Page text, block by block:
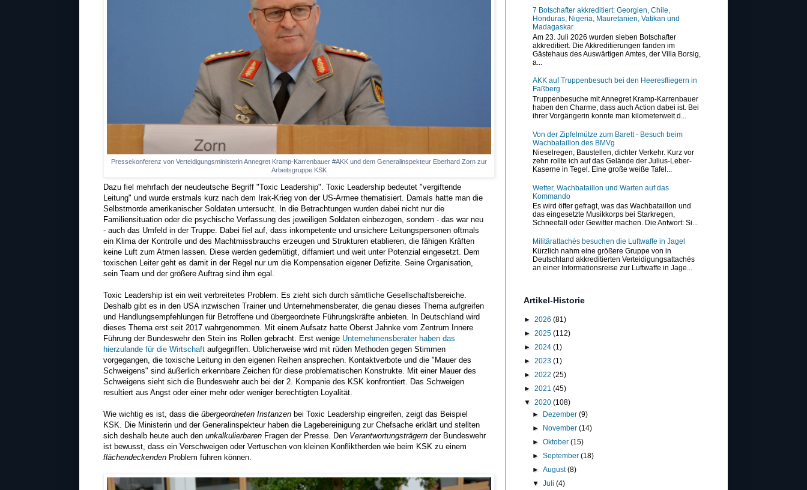
Pressekonferenz von Verteidigungsministerin Annegret Kramp-Karrenbauer #AKK und dem Generalinspekteur Eberhard Zorn zur
Arbeitsgruppe KSK
Dazu fiel mehrfach der neudeutsche Begriff "Toxic Leadership". Toxic Leadership bedeutet "vergiftende
Leitung" und wurde erstmals kurz nach dem Irak-Krieg von der US-Armee thematisiert. Damals hatte man die
Selbstmorde amerikanischer Soldaten untersucht. In die Betrachtungen wurden dabei nicht nur die
Familiensituation oder die psychische Verfassung des jeweiligen Soldaten einbezogen, sondern - das war neu
- auch das Umfeld in der Truppe. Dabei fiel auf, dass inkompetente und unsichere Leitungspersonen oftmals
ein Klima der Kontrolle und des Machtmissbrauchs erzeugen und Strukturen etablieren, die fähigen Kräften
keine Luft zum Atmen lassen. Diese werden gedemütigt, diffamiert und weit unter Potenzial eingesetzt. Dem
toxischen Leiter geht es damit in der Regel nur um die Kompensation eigener Defizite. Seine Organisation,
sein Team und der größere Auftrag sind ihm egal.
Toxic Leadership ist ein weit verbreitetes Problem. Es zieht sich durch sämtliche Gesellschaftsbereiche.
Deshalb gibt es in den USA inzwischen Trainer und Unternehmensberater, die genau dieses Thema aufgreifen
und Handlungsempfehlungen für Betroffene und übergeordnete Führungskräfte anbieten. In Deutschland wird
dieses Thema erst seit 2017 wahrgenommen. Mit einem Aufsatz hatte Oberst Jahnke vom Zentrum Innere
Führung der Bundeswehr den Stein ins Rollen gebracht. Erst wenige Unternehmensberater haben das
hierzulande für die Wirtschaft aufgegriffen. Üblicherweise wird mit rüden Methoden gegen Stimmen
vorgegangen, die toxische Leitung in den eigenen Reihen ansprechen. Kontaktverbote und die "Mauer des
Schweigens" sind äußerlich erkennbare Zeichen für diese problematischen Konstrukte. Mit einer Mauer des
Schweigens sieht sich die Bundeswehr auch bei der 2. Kompanie des KSK konfrontiert. Das Schweigen
resultiert aus Angst oder einer mehr oder weniger berechtigten Loyalität.
Wie wichtig es ist, dass die übergeordneten Instanzen bei Toxic Leadership eingreifen, zeigt das Beispiel
KSK. Die Ministerin und der Generalinspekteur haben die Lagebereinigung zur Chefsache erklärt und stellten
sich deshalb heute auch den unkalkulierbaren Fragen der Presse. Den Verantwortungsträgern der Bundeswehr
ist bewusst, dass ein Verschweigen oder Vertuschen von kleinen Konfliktherden wie beim KSK zu einem
flächendeckenden Problem führen können.
7 Botschafter akkreditiert: Georgien, Chile,
Honduras, Nigeria, Mauretanien, Vatikan und
Madagaskar
Am 23. Juli 2026 wurden sieben Botschafter
akkreditiert. Die Akkreditierungen fanden im
Gästehaus des Auswärtigen Amtes, der Villa Borsig,
a...
AKK auf Truppenbesuch bei den Heeresfliegern in
Faßberg
Truppenbesuche mit Annegret Kramp-Karrenbauer
haben den Charme, dass auch Action dabei ist. Bei
ihrer Vorgängerin konnte man kilometerweit d...
Von der Zipfelmütze zum Barett - Besuch beim
Wachbataillon des BMVg
Nieselregen, Baustellen, dichter Verkehr. Kurz vor
zehn rollte ich auf das Gelände der Julius-Leber-
Kaserne in Tegel. Eine große weiße Tafel...
Wetter, Wachbataillon und Warten auf das
Kommando
Es wird öfter gefragt, was das Wachbataillon und
das eingesetzte Musikkorps bei Starkregen,
Schneefall oder Gewitter machen. Die Antwort: Si...
Militärattachés besuchen die Luftwaffe in Jagel
Kürzlich nahm eine größere Gruppe von in
Deutschland akkreditierten Verteidigungsattachés
an einer Informationsreise zur Luftwaffe in Jage...
Artikel-Historie
► 2026 (81)
► 2025 (112)
► 2024 (1)
► 2023 (1)
► 2022 (25)
► 2021 (45)
▼ 2020 (108)
► Dezember(9)
► November(14)
►Oktober(15)
►September(18)
►August(8)
▼Juli(4)